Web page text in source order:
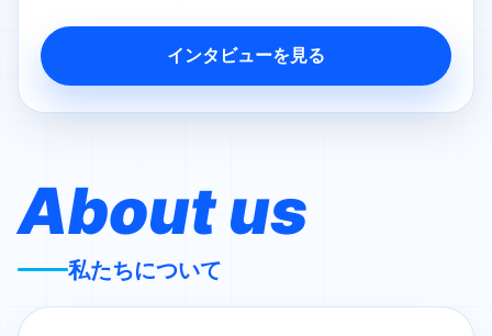
インタビューを見る
About us
私たちについて